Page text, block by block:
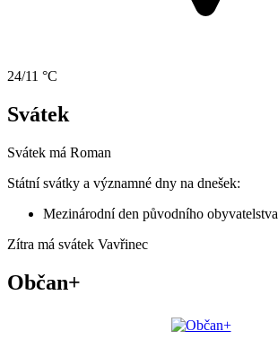
24/11 °C
Svátek
Svátek má Roman
Státní svátky a významné dny na dnešek:
Mezinárodní den původního obyvatelstva
Zítra má svátek Vavřinec
Občan+